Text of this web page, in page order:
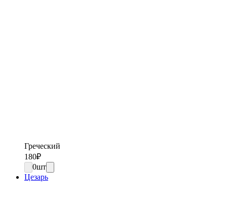
Греческий
180₽
0шт
Цезарь